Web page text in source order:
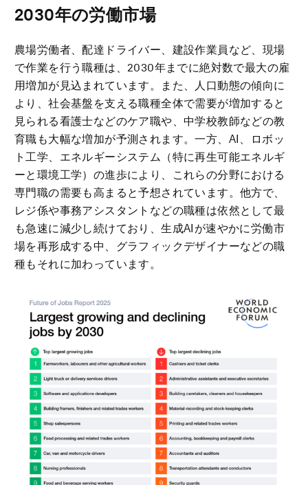
2030年の労働市場
農場労働者、配達ドライバー、建設作業員など、現場
で作業を行う職種は、2030年までに絶対数で最大の雇
用増加が見込まれています。また、人口動態の傾向に
より、社会基盤を支える職種全体で需要が増加すると
見られる看護士などのケア職や、中学校教師などの教
育職も大幅な増加が予測されます。一方、AI、ロボッ
ト工学、エネルギーシステム（特に再生可能エネルギ
ーと環境工学）の進歩により、これらの分野における
専門職の需要も高まると予想されています。他方で、
レジ係や事務アシスタントなどの職種は依然として最
も急速に減少し続けており、生成AIが速やかに労働市
場を再形成する中、グラフィックデザイナーなどの職
種もそれに加わっています。